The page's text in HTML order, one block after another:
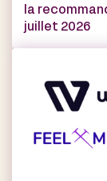
la
juillet 2026